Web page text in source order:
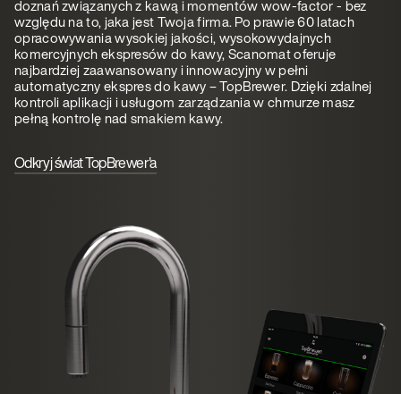
doznań związanych z kawą i momentów wow-factor - bez
względu na to, jaka jest Twoja firma. Po prawie 60 latach
opracowywania wysokiej jakości, wysokowydajnych
komercyjnych ekspresów do kawy, Scanomat oferuje
najbardziej zaawansowany i innowacyjny w pełni
automatyczny ekspres do kawy – TopBrewer. Dzięki zdalnej
kontroli aplikacji i usługom zarządzania w chmurze masz
pełną kontrolę nad smakiem kawy.
Odkryj świat TopBrewer'a